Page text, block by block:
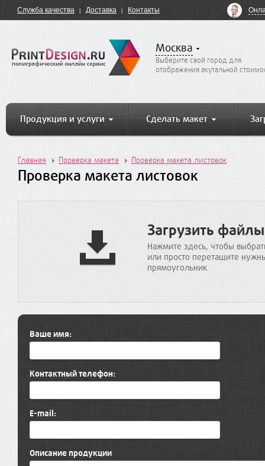
Служба качества Доставка Контакты
Москва
Выберите свой город для
отображения акутальной
Продукция и услуги Сделать макет
Главная Проверка макета Проверка макета листовок
Проверка макета листовок
Загрузить файлы
Нажмите здесь, чтобы
или просто перетащите
прямоугольник.
Ваше имя:
Контактный телефон:
E-mail:
Описание продукции